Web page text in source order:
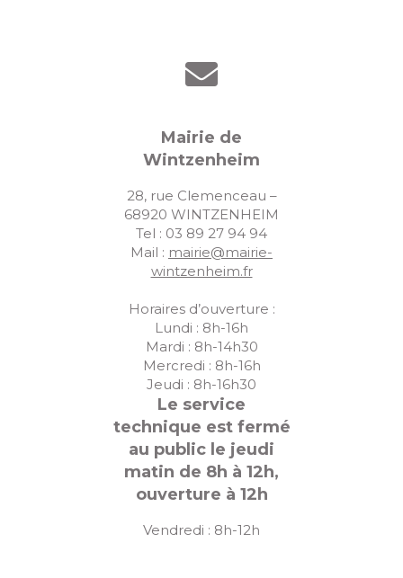
Mairie de
Wintzenheim
28, rue Clemenceau –
68920 WINTZENHEIM
Tel : 03 89 27 94 94
Mail : mairie@mairie-
wintzenheim.fr
Horaires d’ouverture :
Lundi : 8h-16h
Mardi : 8h-14h30
Mercredi : 8h-16h
Jeudi : 8h-16h30
Le service
technique est fermé
au public le jeudi
matin de 8h à 12h,
ouverture à 12h
Vendredi : 8h-12h